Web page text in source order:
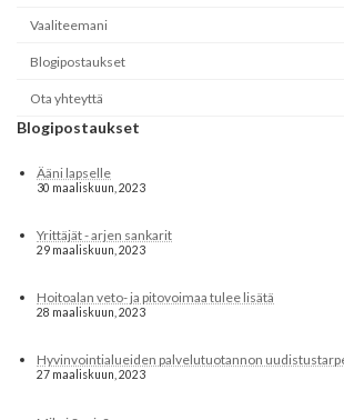
Vaaliteemani
Blogipostaukset
Ota yhteyttä
Blogipostaukset
Ääni lapselle
30 maaliskuun, 2023
Yrittäjät - arjen sankarit
29 maaliskuun, 2023
Hoitoalan veto- ja pitovoimaa tulee lisätä
28 maaliskuun, 2023
Hyvinvointialueiden palvelutuotannon
27 maaliskuun, 2023